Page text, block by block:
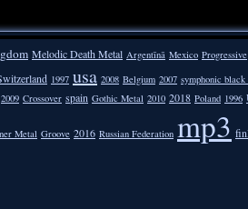
Melodic Death Metal Argentīnā Mexico Progressive
1997 usa 2008 Belgium 2007 symphonic
2009 Crossover spain Gothic Metal 2010 2018 Poland 1996
Metal Groove 2016 Russian Federation mp3